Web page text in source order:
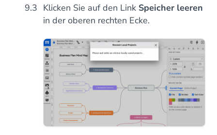
Klicken Sie auf den Link Speicher leeren
in der oberen rechten Ecke.